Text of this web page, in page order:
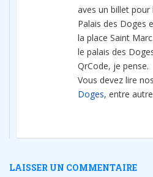
aves un billet
Palais des Doges
la place Saint
le palais des
QrCode, je pense.
Vous devez lire
Doges, entre
LAISSER UN COMMENTAIRE